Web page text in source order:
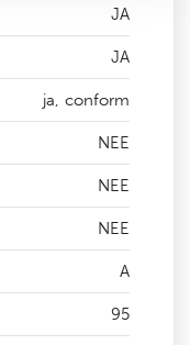
JA
JA
ja, conform
NEE
NEE
NEE
A
95